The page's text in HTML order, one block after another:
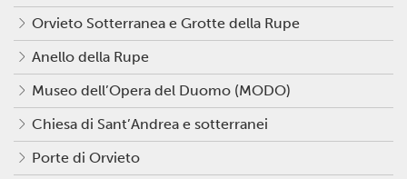
Orvieto Sotterranea e Grotte della Rupe
Anello della Rupe
Museo dell’Opera del Duomo (MODO)
Chiesa di Sant’Andrea e sotterranei
Porte di Orvieto